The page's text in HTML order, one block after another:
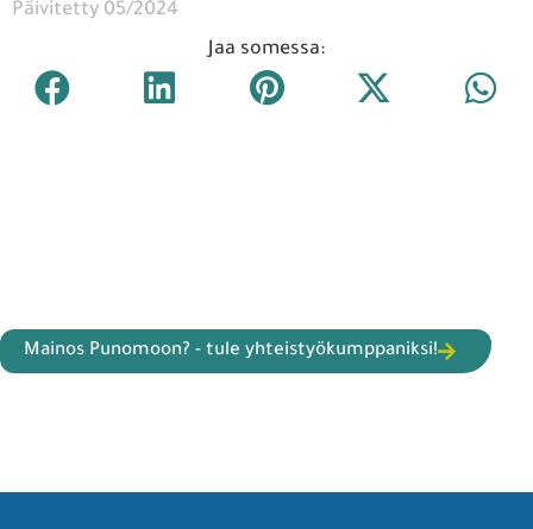
Päivitetty 05/2024
Jaa somessa:
Mainos Punomoon? - tule yhteistyökumppaniksi!